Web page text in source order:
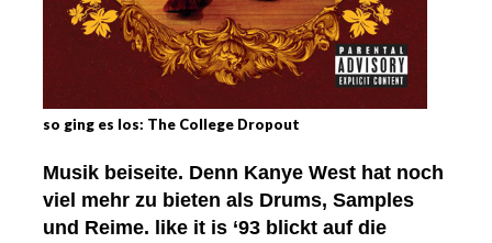
so ging es los: The College Dropout
Musik beiseite. Denn Kanye West hat noch
viel mehr zu bieten als Drums, Samples
und Reime. like it is ‘93 blickt auf die